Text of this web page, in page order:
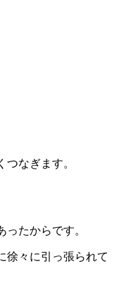
なぎます。
たからです。
徐々に引っ張られて